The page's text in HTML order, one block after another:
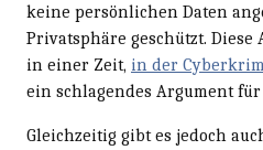
keine persönlichen Daten
Privatsphäre geschützt.
in einer Zeit, in der
ein schlagendes Argument
Gleichzeitig gibt es jedoch